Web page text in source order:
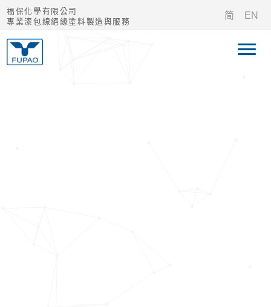
福保化學有限公司
專業漆包線絕緣塗料製造與服務
简 EN